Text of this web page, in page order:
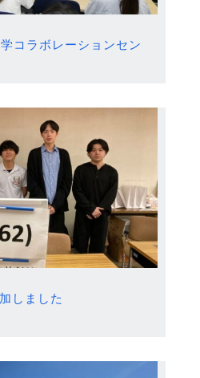
コラボレーションセン
しました